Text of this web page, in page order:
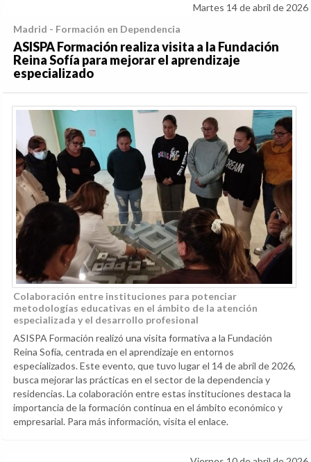
Martes 14 de abril de 2026
Madrid - Formación en Dependencia
ASISPA Formación realiza visita a la Fundación
Reina Sofía para mejorar el aprendizaje
especializado
Colaboración entre instituciones para potenciar
metodologías educativas en el ámbito de la atención
especializada y el desarrollo profesional
ASISPA Formación realizó una visita formativa a la Fundación
Reina Sofía, centrada en el aprendizaje en entornos
especializados. Este evento, que tuvo lugar el 14 de abril de 2026,
busca mejorar las prácticas en el sector de la dependencia y
residencias. La colaboración entre estas instituciones destaca la
importancia de la formación continua en el ámbito económico y
empresarial. Para más información, visita el enlace.